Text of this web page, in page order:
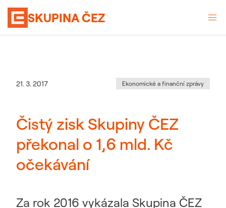
SKUPINA ČEZ
Datum zveřejnění
21. 3. 2017 Kategorie:
Ekonomické a finanční zprávy
Čistý zisk Skupiny ČEZ
překonal o 1,6 mld. Kč
očekávání
Za rok 2016 vykázala Skupina ČEZ